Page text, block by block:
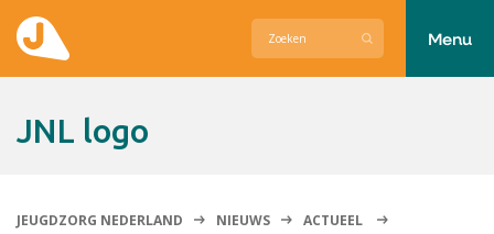
Hier zetten wij ons voor in
Menu
JNL logo
JEUGDZORG NEDERLAND NIEUWS
ACTUEEL